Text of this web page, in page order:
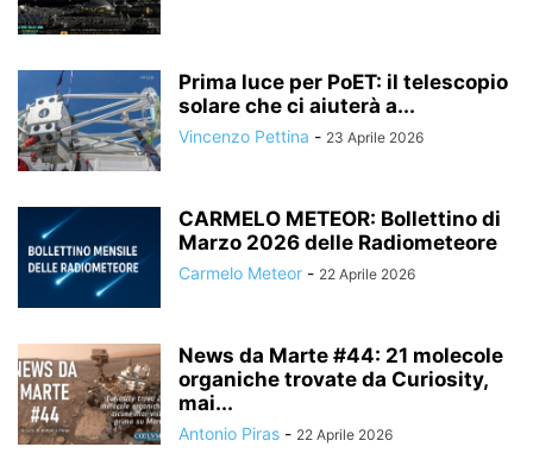
Prima luce per PoET: il telescopio
solare che ci aiuterà a...
Vincenzo Pettina - 23 Aprile 2026
CARMELO METEOR: Bollettino di
Marzo 2026 delle Radiometeore
Carmelo Meteor - 22 Aprile 2026
News da Marte #44: 21 molecole
organiche trovate da Curiosity,
mai...
Antonio Piras - 22 Aprile 2026